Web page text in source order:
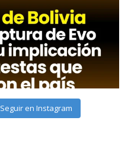
Seguir en Instagram